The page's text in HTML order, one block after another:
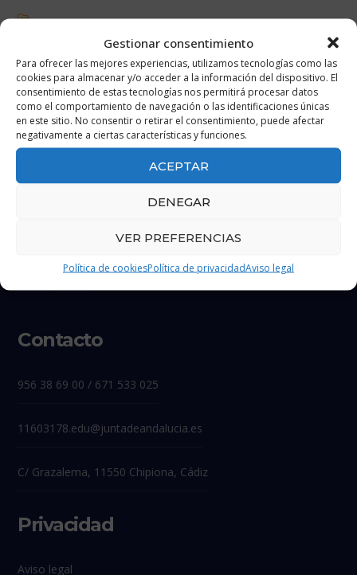
Gestionar consentimiento
Para ofrecer las mejores experiencias, utilizamos tecnologías como las
cookies para almacenar y/o acceder a la información del dispositivo. El
consentimiento de estas tecnologías nos permitirá procesar datos
como el comportamiento de navegación o las identificaciones únicas
en este sitio. No consentir o retirar el consentimiento, puede afectar
negativamente a ciertas características y funciones.
ACEPTAR
DENEGAR
VER PREFERENCIAS
Política de cookiesPolítica de privacidadAviso legal
consejeria desarrollo
Contacto
956 38 69 00 / 671 533 025
11603178.edu@juntadeandalucia.es
C/ Grazalema, 11550 Chipiona, Cádiz
Privacidad
Aviso legal